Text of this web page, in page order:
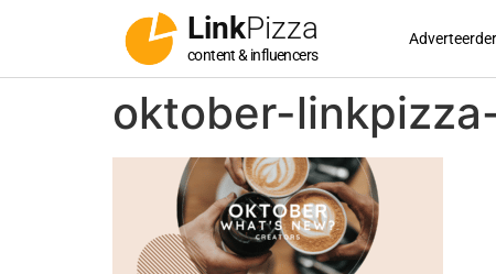
LinkPizza
content & influencers
oktober-